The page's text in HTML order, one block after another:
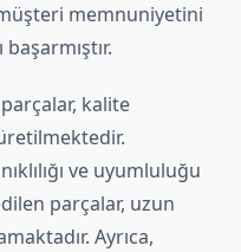
memnuniyetini
kalite
ve uyumluluğu
parçalar, uzun
Ayrıca,